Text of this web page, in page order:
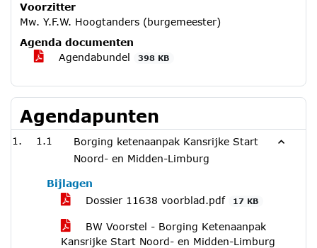
Voorzitter
Mw. Y.F.W. Hoogtanders (burgemeester)
Agenda documenten
Agendabundel
398 KB
Agendapunten
1.1
Borging ketenaanpak Kansrijke Start
Noord- en Midden-Limburg
Bijlagen
Dossier 11638 voorblad.pdf
17 KB
BW Voorstel - Borging Ketenaanpak
Kansrijke Start Noord- en Midden-Limburg